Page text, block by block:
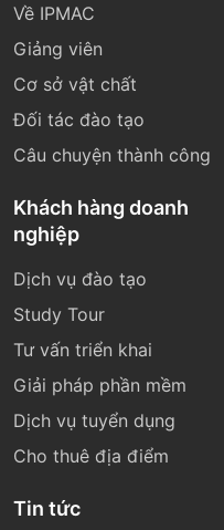
Về IPMAC
Giảng viên
Cơ sở vật chất
Đối tác đào tạo
Câu chuyện thành công
Khách hàng doanh
nghiệp
Dịch vụ đào tạo
Study Tour
Tư vấn triển khai
Giải pháp phần mềm
Dịch vụ tuyển dụng
Cho thuê địa điểm
Tin tức